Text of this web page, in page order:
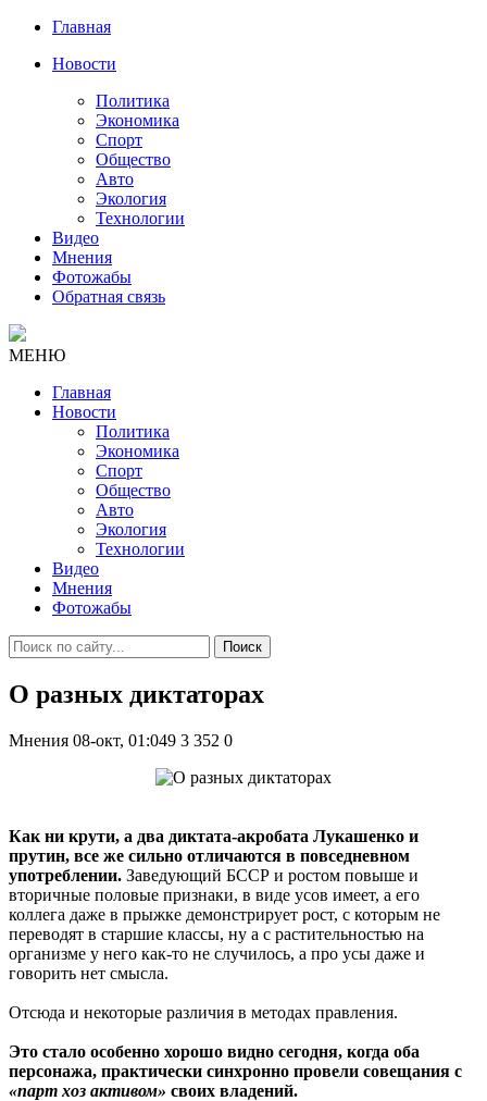
Главная
Новости
Политика
Экономика
Спорт
Общество
Авто
Экология
Технологии
Видео
Мнения
Фотожабы
Обратная связь
МЕНЮ
Главная
Новости
Политика
Экономика
Спорт
Общество
Авто
Экология
Технологии
Видео
Мнения
Фотожабы
Поиск
О разных диктаторах
Мнения 08-окт, 01:049 3 352 0
Как ни крути, а два диктата-акробата Лукашенко и
прутин, все же сильно отличаются в повседневном
употреблении. Заведующий БССР и ростом повыше и
вторичные половые признаки, в виде усов имеет, а его
коллега даже в прыжке демонстрирует рост, с которым не
переводят в старшие классы, ну а с растительностью на
организме у него как-то не случилось, а про усы даже и
говорить нет смысла.
Отсюда и некоторые различия в методах правления.
Это стало особенно хорошо видно сегодня, когда оба
персонажа, практически синхронно провели совещания с
«парт хоз активом» своих владений.